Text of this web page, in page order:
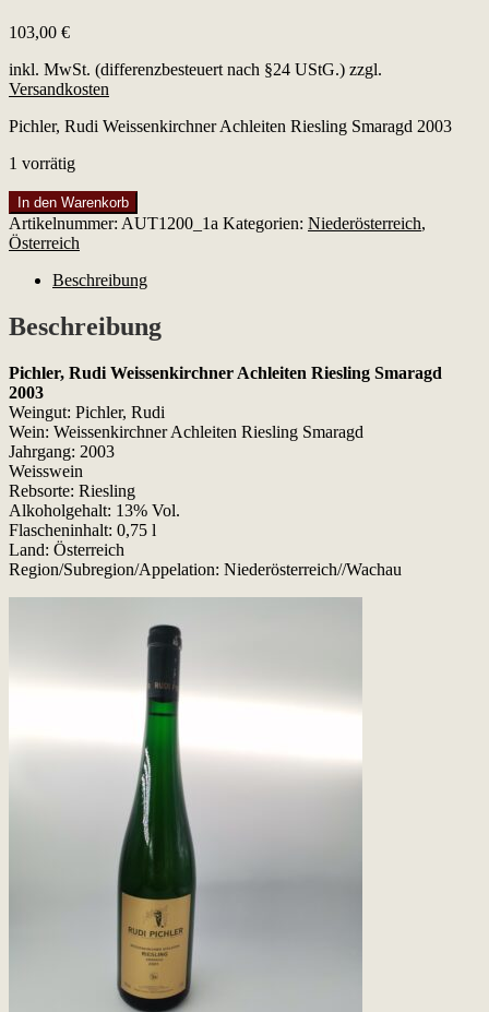
103,00 €
inkl. MwSt. (differenzbesteuert nach §24 UStG.) zzgl.
Versandkosten
Pichler, Rudi Weissenkirchner Achleiten Riesling Smaragd 2003
1 vorrätig
Pichler,
Rudi
Weissenkirchner
Riesling
2003
Menge
In den Warenkorb
Artikelnummer: AUT1200_1a Kategorien: Niederösterreich,
Österreich
Beschreibung
Beschreibung
Pichler, Rudi Weissenkirchner Achleiten Riesling Smaragd
2003
Weingut: Pichler, Rudi
Wein: Weissenkirchner Achleiten Riesling Smaragd
Jahrgang: 2003
Weisswein
Rebsorte: Riesling
Alkoholgehalt: 13% Vol.
Flascheninhalt: 0,75 l
Land: Österreich
Region/Subregion/Appelation: Niederösterreich//Wachau